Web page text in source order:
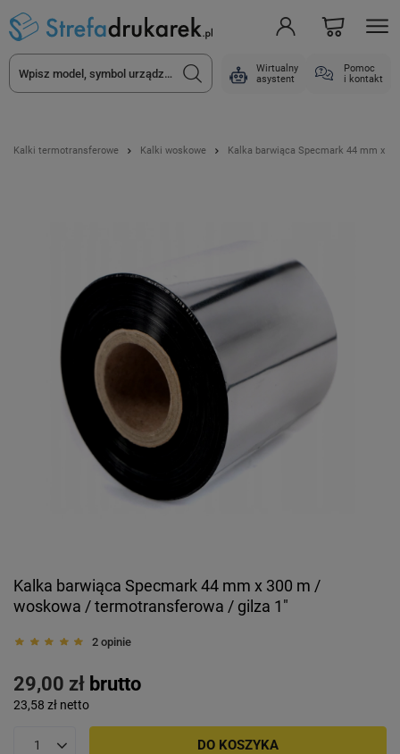
Wirtualny
asystent
Pomoc
i kontakt
Kalki termotransferowe Kalki woskowe Kalka barwiąca Specmark 44 mm x
Kalka barwiąca Specmark 44 mm x 300 m /
woskowa / termotransferowa / gilza 1"
2 opinie
29,00 zł brutto
23,58 zł netto
DO KOSZYKA